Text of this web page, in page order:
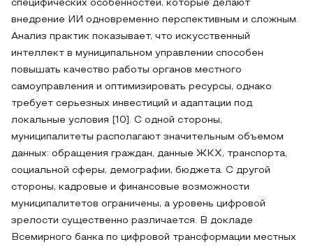
специфических особенностей, которые делают
внедрение ИИ одновременно перспективным и сложным.
Анализ практик показывает, что искусственный
интеллект в муниципальном управлении способен
повышать качество работы органов местного
самоуправления и оптимизировать ресурсы, однако
требует серьезных инвестиций и адаптации под
локальные условия [10]. С одной стороны,
муниципалитеты располагают значительным объемом
данных: обращения граждан, данные ЖКХ, транспорта,
социальной сферы, демографии, бюджета. С другой
стороны, кадровые и финансовые возможности
муниципалитетов ограничены, а уровень цифровой
зрелости существенно различается. В докладе
Всемирного банка по цифровой трансформации местных